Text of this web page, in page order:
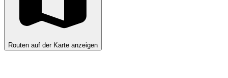
Routen auf der Karte anzeigen